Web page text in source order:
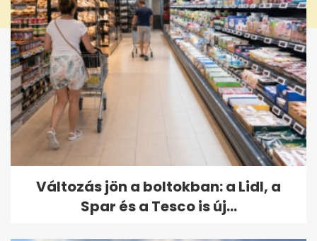
Változás jön a boltokban: a Lidl, a
Spar és a Tesco is új...